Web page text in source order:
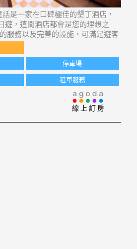
是一家在口碑極佳的墾丁酒店，
遊，這間酒店都會是您的理想之
服務以及完善的設施，可滿足遊客
內，您會發現內設所有房間免費
李寄存, 公共 Wi-Fi, 代客泊車等設
停車場
租車服務
線上訂房